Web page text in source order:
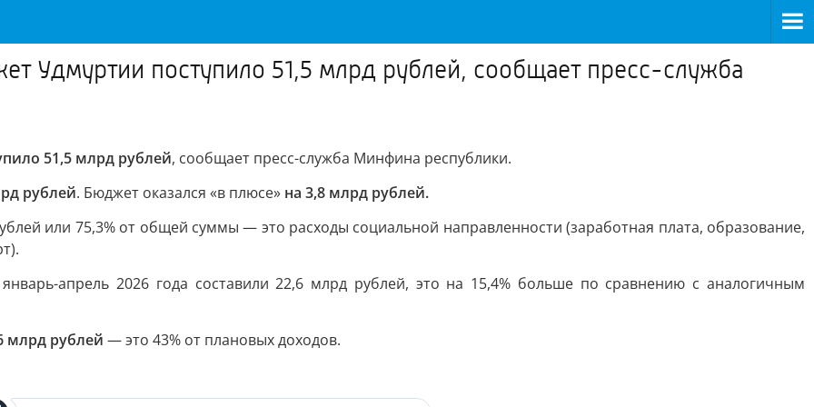
Удмуртии поступило 51,5 млрд рублей, сообщает пресс-служба
51,5 млрд рублей, сообщает пресс-служба Минфина республики.
рублей. Бюджет оказался «в плюсе» на 3,8 млрд рублей.
или 75,3% от общей суммы — это расходы социальной направленности (заработная плата, образование,
апрель 2026 года составили 22,6 млрд рублей, это на 15,4% больше по сравнению с аналогичным
млрд рублей — это 43% от плановых доходов.